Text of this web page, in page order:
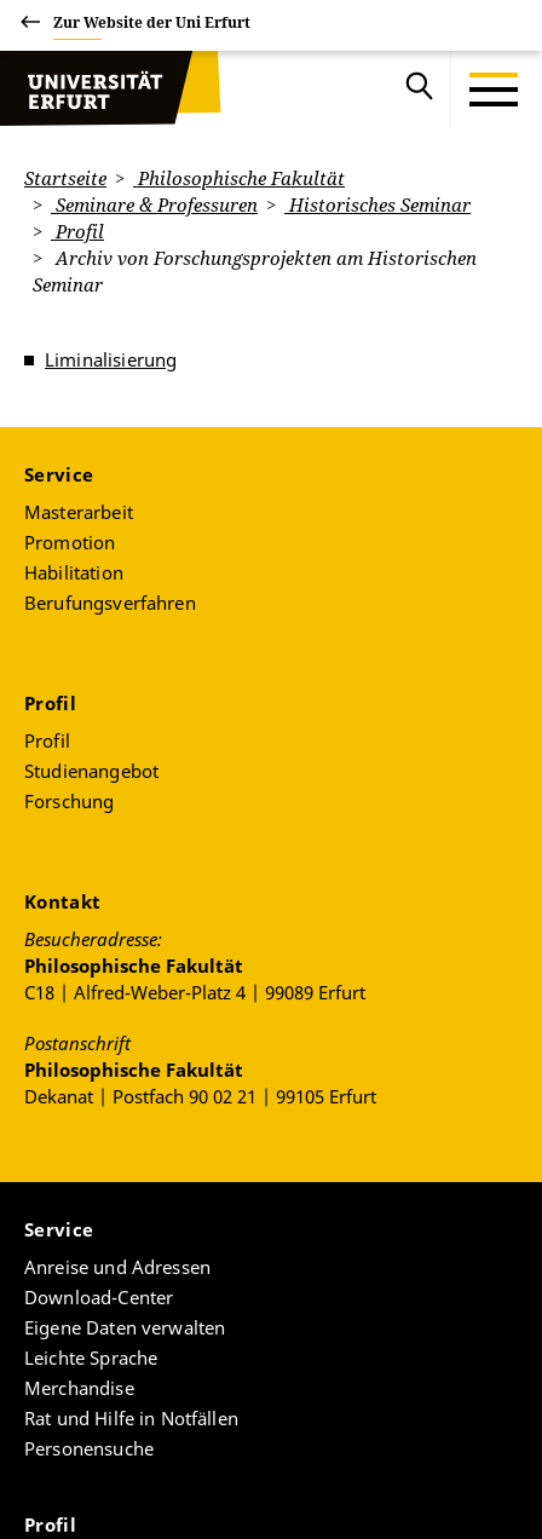
Zur Website der Uni Erfurt
Startseite
Philosophische Fakultät
Seminare & Professuren
Historisches Seminar
Profil
Archiv von Forschungsprojekten am Historischen
Seminar
Liminalisierung
Service
Masterarbeit
Promotion
Habilitation
Berufungsverfahren
Profil
Profil
Studienangebot
Forschung
Kontakt
Besucheradresse:
Philosophische Fakultät
C18 | Alfred-Weber-Platz 4 | 99089 Erfurt
Postanschrift
Philosophische Fakultät
Dekanat | Postfach 90 02 21 | 99105 Erfurt
Service
Anreise und Adressen
Download-Center
Eigene Daten verwalten
Leichte Sprache
Merchandise
Rat und Hilfe in Notfällen
Personensuche
Profil